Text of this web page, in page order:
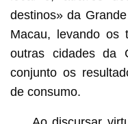
destinos» da
Macau, levando os
outras cidades da
conjunto os
de consumo.